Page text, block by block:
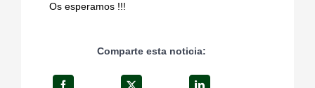
Os esperamos !!!
Comparte esta noticia: